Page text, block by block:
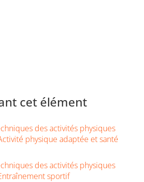
cet élément
des activités physiques
physique adaptée et santé
des activités physiques
sportif